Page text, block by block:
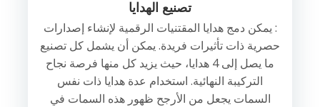
تصنيع الهدايا
: يمكن دمج هدايا المقتنيات الرقمية لإنشاء إصدارات
حصرية ذات تأثيرات فريدة. يمكن أن يشمل كل تصنيع
ما يصل إلى 4 هدايا، حيث يزيد كل منها فرصة نجاح
التركيبة النهائية. استخدام عدة هدايا ذات نفس
السمات يجعل من الأرجح ظهور هذه السمات في